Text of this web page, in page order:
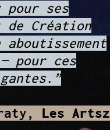
pour ses
Création
pour ces
Les Artsz